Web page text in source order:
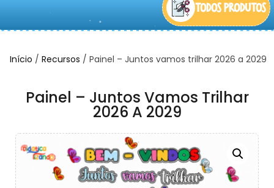
TODOS PRODUTOS
Início / Recursos / Painel – Juntos vamos trilhar 2026 a 2029
Painel – Juntos Vamos Trilhar
2026 A 2029